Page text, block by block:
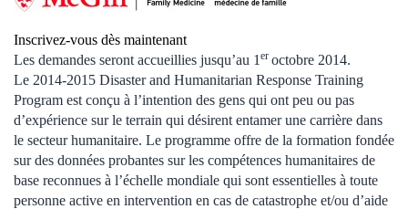
Inscrivez-vous dès maintenant
Les demandes seront accueillies jusqu’au 1 er octobre 2014.
Le 2014-2015 Disaster and Humanitarian Response Training
Program est conçu à l’intention des gens qui ont peu ou pas
d’expérience sur le terrain qui désirent entamer une carrière dans
le secteur humanitaire. Le programme offre de la formation fondée
sur des données probantes sur les compétences humanitaires de
base reconnues à l’échelle mondiale qui sont essentielles à toute
personne active en intervention en cas de catastrophe et/ou d’aide